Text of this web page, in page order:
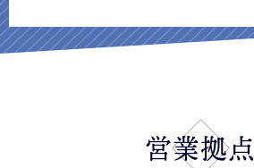
営業拠点